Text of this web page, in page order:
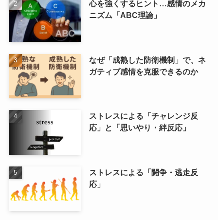
心を強くするヒント…感情のメカ
ニズム「ABC理論」
なぜ「成熟した防衛機制」で、ネ
ガティブ感情を克服できるのか
ストレスによる「チャレンジ反
応」と「思いやり・絆反応」
ストレスによる「闘争・逃走反
応」